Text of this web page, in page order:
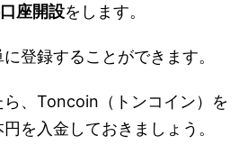
座開設をします。
登録することができます。
ら、Toncoin（トンコイン）を
を入金しておきましょう。